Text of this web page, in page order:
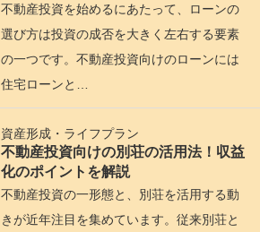
不動産投資を始めるにあたって、ローンの
選び方は投資の成否を大きく左右する要素
の一つです。不動産投資向けのローンには
住宅ローンと…
資産形成・ライフプラン
不動産投資向けの別荘の活用法！収益
化のポイントを解説
不動産投資の一形態と、別荘を活用する動
きが近年注目を集めています。従来別荘と